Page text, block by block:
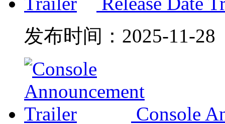
发布时间： 2025-11-28
Console